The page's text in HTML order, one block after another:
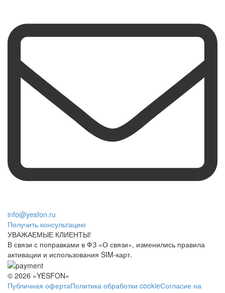
info@yesfon.ru
Получить консультацию
УВАЖАЕМЫЕ КЛИЕНТЫ!
В связи с поправками в ФЗ «О связи», изменились правила
активации и использования SIM-карт.
© 2026 «YESFON»
Публичная офертаПолитика обработки cookieСогласие на